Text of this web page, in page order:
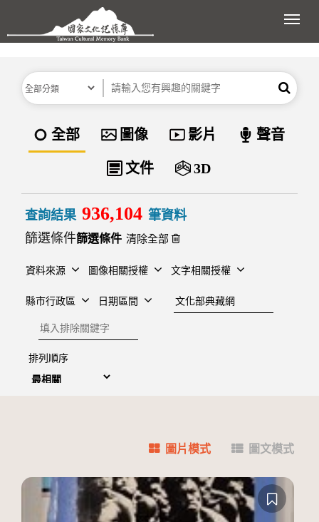
跳到主要內容區塊
展
分類 關鍵字 搜尋
資料類型
全部 圖像 影片 聲音
文件 3D
查詢結果 936,104 筆資料
篩選條件
清除全部
資料來源 圖像相關授權 文字相關授權
縣市行政區 日期區間
建檔單位
排除關鍵字
排列順序
圖片模式 圖文模式